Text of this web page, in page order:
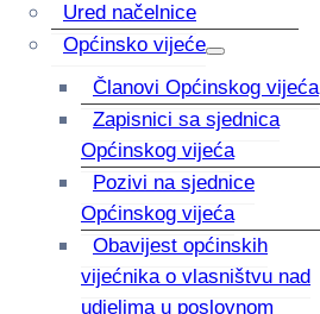
Ured načelnice
Općinsko vijeće
Članovi Općinskog vijeća
Zapisnici sa sjednica
Općinskog vijeća
Pozivi na sjednice
Općinskog vijeća
Obavijest općinskih
vijećnika o vlasništvu nad
udjelima u poslovnom